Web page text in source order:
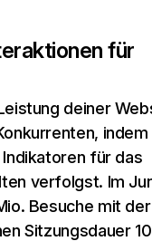
für
deiner
indem
für das
verfolgst. Im
Besuche mit der
Sitzungsdauer